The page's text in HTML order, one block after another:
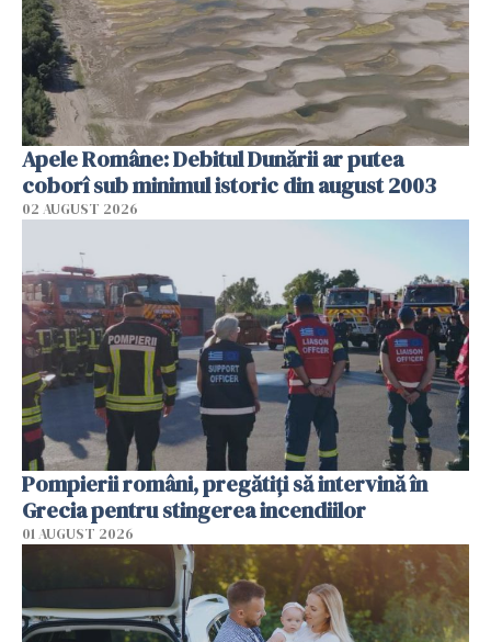
Apele Române: Debitul Dunării ar putea
coborî sub minimul istoric din august 2003
02 AUGUST 2026
Pompierii români, pregătiţi să intervină în
Grecia pentru stingerea incendiilor
01 AUGUST 2026